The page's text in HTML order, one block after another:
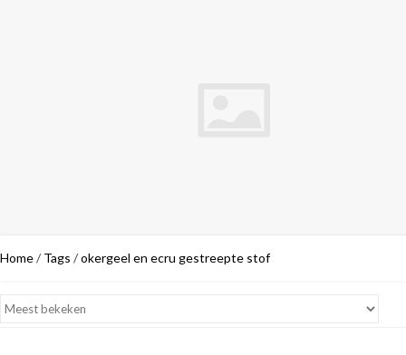
Home/ Tags /okergeel en ecru gestreepte stof